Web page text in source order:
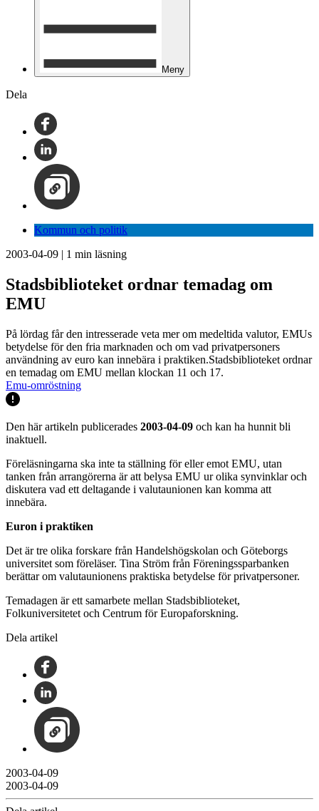
Meny
Dela
Kommun och politik
2003-04-09 | 1 min läsning
Stadsbiblioteket ordnar temadag om
EMU
På lördag får den intresserade veta mer om medeltida valutor, EMUs
betydelse för den fria marknaden och om vad privatpersoners
användning av euro kan innebära i praktiken.Stadsbiblioteket ordnar
en temadag om EMU mellan klockan 11 och 17.
Emu-omröstning
Den här artikeln publicerades 2003-04-09 och kan ha hunnit bli
inaktuell.
Föreläsningarna ska inte ta ställning för eller emot EMU, utan
tanken från arrangörerna är att belysa EMU ur olika synvinklar och
diskutera vad ett deltagande i valutaunionen kan komma att
innebära.
Euron i praktiken
Det är tre olika forskare från Handelshögskolan och Göteborgs
universitet som föreläser. Tina Ström från Föreningssparbanken
berättar om valutaunionens praktiska betydelse för privatpersoner.
Temadagen är ett samarbete mellan Stadsbiblioteket,
Folkuniversitetet och Centrum för Europaforskning.
Dela artikel
2003-04-09
2003-04-09